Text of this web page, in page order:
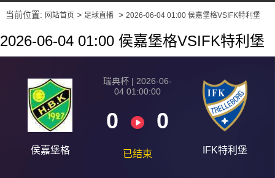
当前位置: 网站首页> 足球直播> 2026-06-04 01:00 侯嘉堡格VSIFK特利堡
2026-06-04 01:00 侯嘉堡格VSIFK特利堡
侯嘉堡格
瑞典杯 | 2026-06-
04 01:00:00
0 0
已结束 IFK特利堡